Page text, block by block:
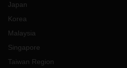
Japan
Korea
Malaysia
Singapore
Taiwan Region